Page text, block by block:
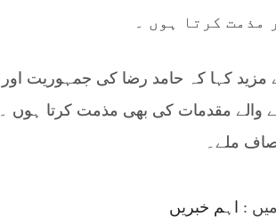
مذمت کرتا ہوں ۔
مزید کہا کہ حامد رضا کی جمہوریت
والے مقدمات کی بھی مذمت کرتا ہوں
ملے۔
: اہم خبریں